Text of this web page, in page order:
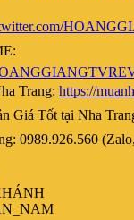
Trang: https://
Giá Tốt tại Nha
0989.926.560